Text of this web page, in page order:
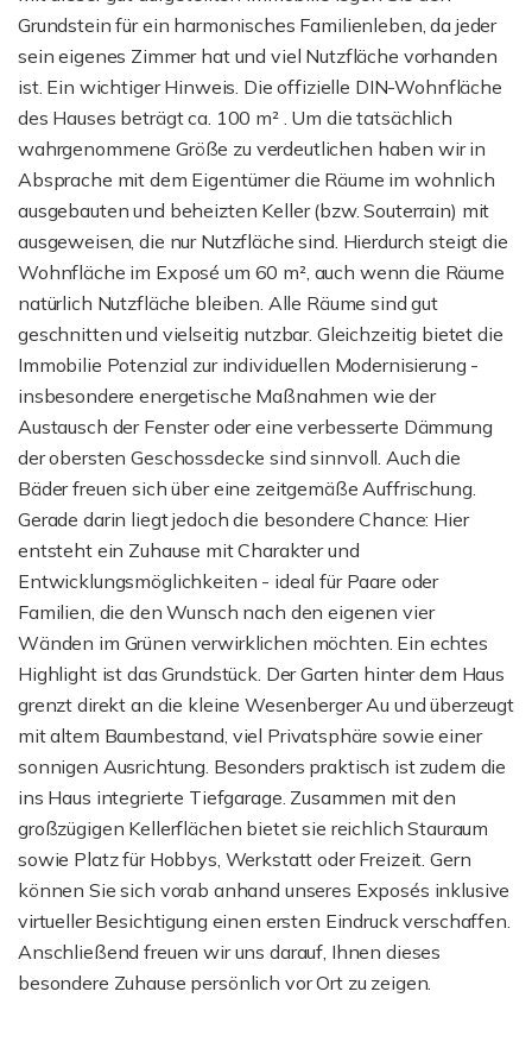
Grundstein für ein harmonisches Familienleben, da jeder
sein eigenes Zimmer hat und viel Nutzfläche vorhanden
ist. Ein wichtiger Hinweis. Die offizielle DIN-Wohnfläche
des Hauses beträgt ca. 100 m² . Um die tatsächlich
wahrgenommene Größe zu verdeutlichen haben wir in
Absprache mit dem Eigentümer die Räume im wohnlich
ausgebauten und beheizten Keller (bzw. Souterrain) mit
ausgeweisen, die nur Nutzfläche sind. Hierdurch steigt die
Wohnfläche im Exposé um 60 m², auch wenn die Räume
natürlich Nutzfläche bleiben. Alle Räume sind gut
geschnitten und vielseitig nutzbar. Gleichzeitig bietet die
Immobilie Potenzial zur individuellen Modernisierung -
insbesondere energetische Maßnahmen wie der
Austausch der Fenster oder eine verbesserte Dämmung
der obersten Geschossdecke sind sinnvoll. Auch die
Bäder freuen sich über eine zeitgemäße Auffrischung.
Gerade darin liegt jedoch die besondere Chance: Hier
entsteht ein Zuhause mit Charakter und
Entwicklungsmöglichkeiten - ideal für Paare oder
Familien, die den Wunsch nach den eigenen vier
Wänden im Grünen verwirklichen möchten. Ein echtes
Highlight ist das Grundstück. Der Garten hinter dem Haus
grenzt direkt an die kleine Wesenberger Au und überzeugt
mit altem Baumbestand, viel Privatsphäre sowie einer
sonnigen Ausrichtung. Besonders praktisch ist zudem die
ins Haus integrierte Tiefgarage. Zusammen mit den
großzügigen Kellerflächen bietet sie reichlich Stauraum
sowie Platz für Hobbys, Werkstatt oder Freizeit. Gern
können Sie sich vorab anhand unseres Exposés inklusive
virtueller Besichtigung einen ersten Eindruck verschaffen.
Anschließend freuen wir uns darauf, Ihnen dieses
besondere Zuhause persönlich vor Ort zu zeigen.